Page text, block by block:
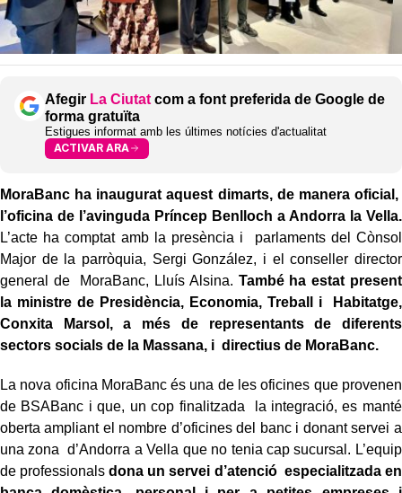
Afegir La Ciutat com a font preferida de Google de
forma gratuïta
Estigues informat amb les últimes notícies d'actualitat
ACTIVAR ARA
MoraBanc ha inaugurat aquest dimarts, de manera oficial,
l’oficina de l’avinguda Príncep Benlloch a Andorra la Vella.
L’acte ha comptat amb la presència i parlaments del Cònsol
Major de la parròquia, Sergi González, i el conseller director
general de MoraBanc, Lluís Alsina. També ha estat present
la ministre de Presidència, Economia, Treball i Habitatge,
Conxita Marsol, a més de representants de diferents
sectors socials de la Massana, i directius de MoraBanc.
La nova oficina MoraBanc és una de les oficines que provenen
de BSABanc i que, un cop finalitzada la integració, es manté
oberta ampliant el nombre d’oficines del banc i donant servei a
una zona d’Andorra a Vella que no tenia cap sucursal. L’equip
de professionalsdona un servei d’atenció especialitzada en